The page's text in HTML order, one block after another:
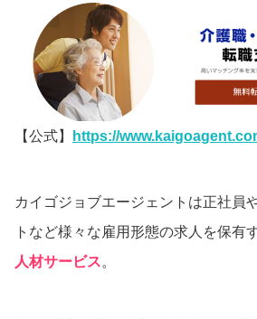
【公式】 https://
カイゴジョブエージェントは正社員
トなど様々な雇用形態の求人を保有
人材サービス。